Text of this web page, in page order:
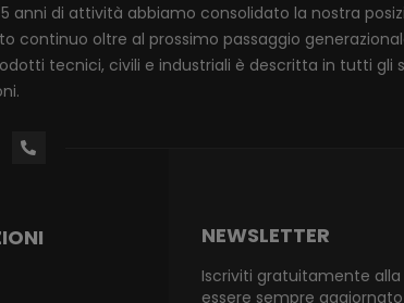
anni di attività abbiamo consolidato la nostra
continuo oltre al prossimo passaggio
tecnici, civili e industriali è descritta in tutti gli
NEWSLETTER
Iscriviti gratuitamente
essere sempre